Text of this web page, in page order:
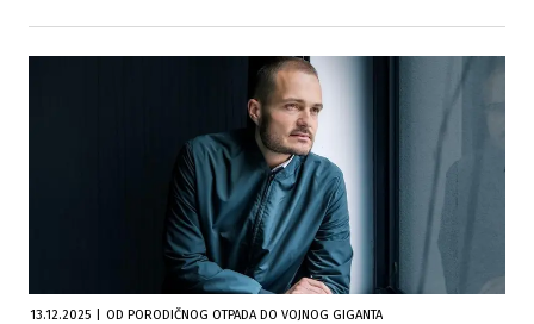
13.12.2025 OD PORODIČNOG OTPADA DO VOJNOG GIGANTA